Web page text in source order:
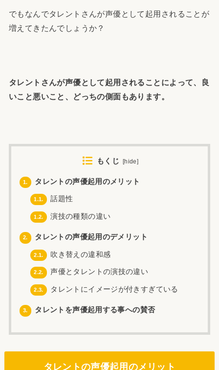
でもなんでタレントさんが声優として起用されることが
増えてきたんでしょうか？
タレントさんが声優として起用されることによって、良
いこと悪いこと、どっちの側面もあります。
もくじ [hide]
1. タレントの声優起用のメリット
1.1. 話題性
1.2. 演技の種類の違い
2. タレントの声優起用のデメリット
2.1. 吹き替えの違和感
2.2. 声優とタレントの演技の違い
2.3. タレントにイメージが付きすぎている
3. タレントを声優起用する事への賛否
タレントの声優起用のメリット